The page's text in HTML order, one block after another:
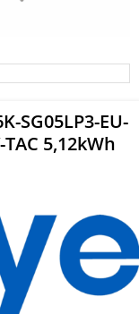
SG05LP3-EU-
5,12kWh